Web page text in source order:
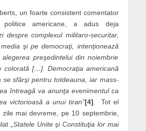
un foarte consistent comentator
politice americane, a adus deja
despre complexul militaro-securitar,
şi pe democraţi, intenţionează
preşedintelui din noiembrie
colorată […]. Democraţia americană
se sfârşi pentru totdeauna, iar mass-
întreagă va anunţa evenimentul ca
victorioasă a unui tiran”[4]. Tot el
zile mai devreme, pe 10 septembrie,
„Statele Unite şi Constituţia lor mai